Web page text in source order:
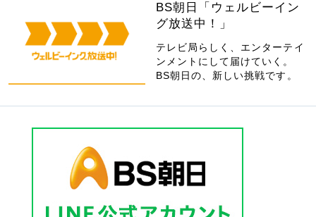
BS朝日「ウェルビーイン
グ放送中！」
テレビ局らしく、エンターテイ
ンメントにして届けていく。
BS朝日の、新しい挑戦です。